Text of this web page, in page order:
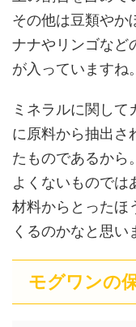
その他は豆類やか
ナナやリンゴなど
が入っていますね。
ミネラルに関し
に原料から抽出さ
たものであるから。
よくないものでは
材料からとったほ
くるのかなと思い
モグワンの